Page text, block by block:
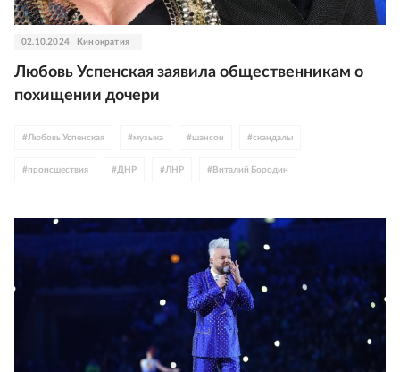
02.10.2024 Кинократия
Любовь Успенская заявила общественникам о
похищении дочери
#Любовь Успенская #музыка #шансон #скандалы
#происшествия #ДНР #ЛНР # Виталий Бородин